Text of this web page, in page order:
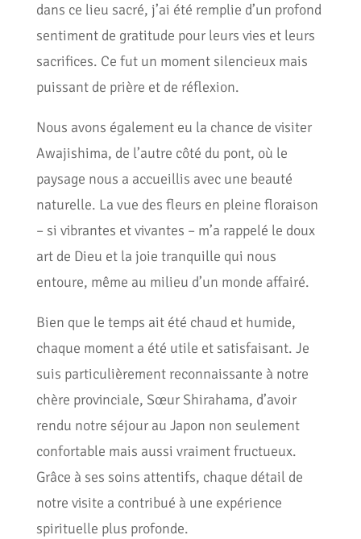
dans ce lieu sacré, j’ai été remplie d’un profond
sentiment de gratitude pour leurs vies et leurs
sacrifices. Ce fut un moment silencieux mais
puissant de prière et de réflexion.
Nous avons également eu la chance de visiter
Awajishima, de l’autre côté du pont, où le
paysage nous a accueillis avec une beauté
naturelle. La vue des fleurs en pleine floraison
– si vibrantes et vivantes – m’a rappelé le doux
art de Dieu et la joie tranquille qui nous
entoure, même au milieu d’un monde affairé.
Bien que le temps ait été chaud et humide,
chaque moment a été utile et satisfaisant. Je
suis particulièrement reconnaissante à notre
chère provinciale, Sœur Shirahama, d’avoir
rendu notre séjour au Japon non seulement
confortable mais aussi vraiment fructueux.
Grâce à ses soins attentifs, chaque détail de
notre visite a contribué à une expérience
spirituelle plus profonde.